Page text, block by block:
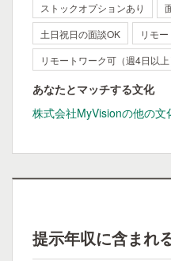
ストックオプションあり
土日祝日の面談OK
リモ
リモートワーク可（週4日以上
あなたとマッチする文化
株式会社MyVisionの他の文
提示年収に含まれ